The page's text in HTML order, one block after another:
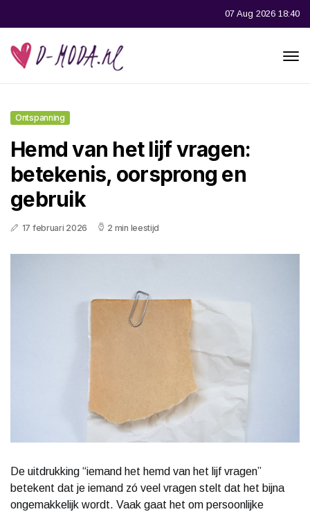
07 Aug 2026 18:40
Ontspanning
Hemd van het lijf vragen:
betekenis, oorsprong en
gebruik
17 februari 2026 2 min leestijd
De uitdrukking “iemand het hemd van het lijf vragen”
betekent dat je iemand zó veel vragen stelt dat het bijna
ongemakkelijk wordt. Vaak gaat het om persoonlijke